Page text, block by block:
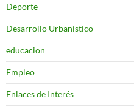
Deporte
Desarrollo Urbanistico
educacion
Empleo
Enlaces de Interés